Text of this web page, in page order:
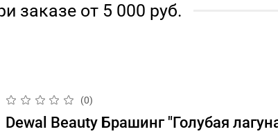
заказе от 5 000 руб.
(0)
Dewal Beauty Брашинг "Голубая